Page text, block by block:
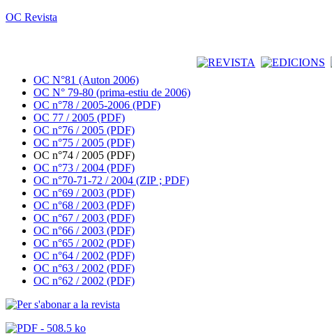
OC Revista
OC N°81 (Auton 2006)
OC N° 79-80 (prima-estiu de 2006)
OC n°78 / 2005-2006 (PDF)
OC 77 / 2005 (PDF)
OC n°76 / 2005 (PDF)
OC n°75 / 2005 (PDF)
OC n°74 / 2005 (PDF)
OC n°73 / 2004 (PDF)
OC n°70-71-72 / 2004 (ZIP ; PDF)
OC n°69 / 2003 (PDF)
OC n°68 / 2003 (PDF)
OC n°67 / 2003 (PDF)
OC n°66 / 2003 (PDF)
OC n°65 / 2002 (PDF)
OC n°64 / 2002 (PDF)
OC n°63 / 2002 (PDF)
OC n°62 / 2002 (PDF)